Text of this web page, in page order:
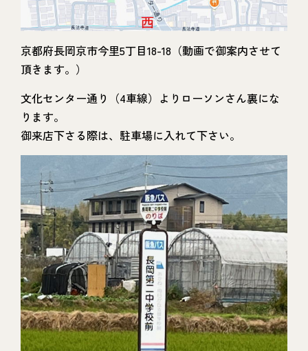
京都府長岡京市今里5丁目18-18（動画で御案内させて
頂きます。）
文化センター通り（4車線）よりローソンさん裏にな
ります。
御来店下さる際は、駐車場に入れて下さい。